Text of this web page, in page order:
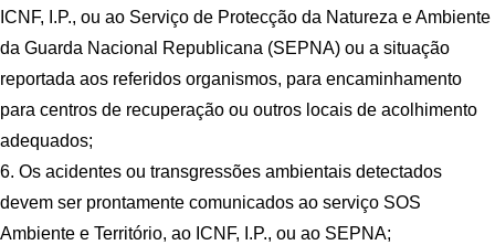
ICNF, I.P., ou ao Serviço de Protecção da Natureza e Ambiente
da Guarda Nacional Republicana (SEPNA) ou a situação
reportada aos referidos organismos, para encaminhamento
para centros de recuperação ou outros locais de acolhimento
adequados;
6. Os acidentes ou transgressões ambientais detectados
devem ser prontamente comunicados ao serviço SOS
Ambiente e Território, ao ICNF, I.P., ou ao SEPNA;